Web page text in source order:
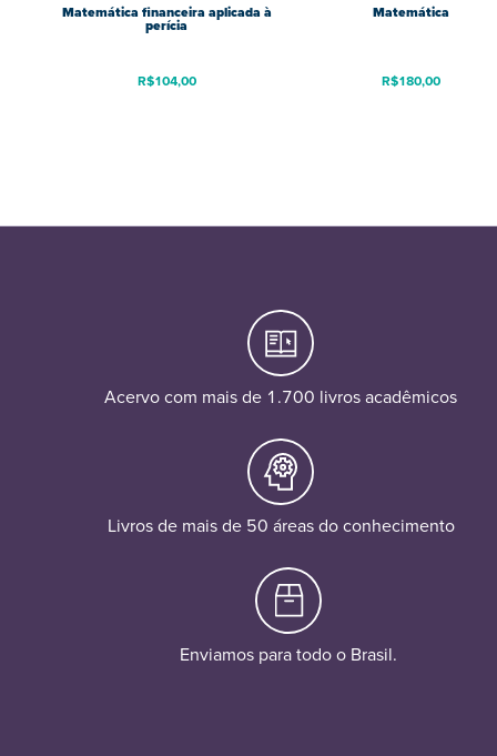
Matemática financeira aplicada à
perícia
R$104,00
Matemática
R$180,00
Acervo com mais de 1.700 livros acadêmicos
Livros de mais de 50 áreas do conhecimento
Enviamos para todo o Brasil.